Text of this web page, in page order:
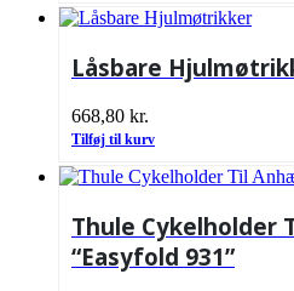
Låsbare
668,80 kr.
Tilføj til kurv
Thule
“Easyfold 931”